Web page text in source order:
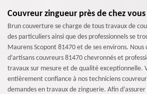
Couvreur zingueur près de chez vous
Brun couverture se charge de tous travaux de
des particuliers ainsi que des professionnels se
Maurens Scopont 81470 et de ses environs. Nous
d’artisans couvreurs 81470 chevronnés et
travaux sur mesure et de qualité exceptionnelle.
entièrement confiance à nos techniciens
demandes en travaux de zinguerie. Afin